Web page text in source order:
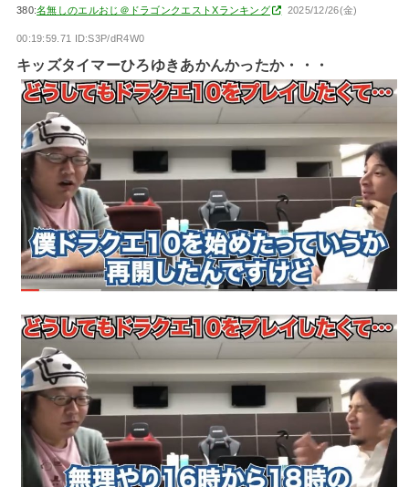
380:名無しのエルおじ＠ドラゴンクエストXランキング 2025/12/26(金)
00:19:59.71 ID:S3P/dR4W0
キッズタイマーひろゆきあかんかったか・・・